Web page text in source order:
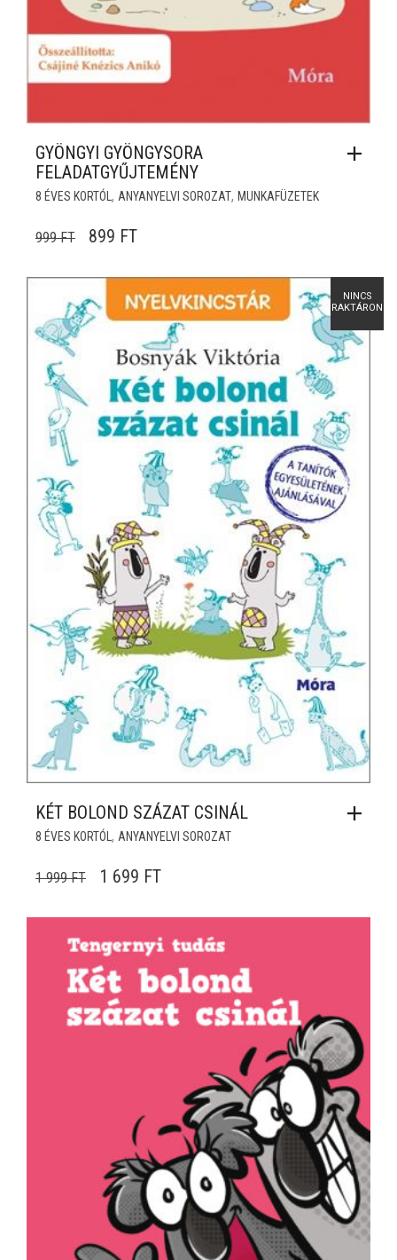
GYÖNGYI GYÖNGYSORA
FELADATGYŰJTEMÉNY
8 ÉVES KORTÓL , ANYANYELVI SOROZAT, MUNKAFÜZETEK
999FT ORIGINAL PRICE WAS: 999 FT.
899 FTCURRENT PRICE IS: 899 FT.
NINCS
RAKTÁRON
KÉT BOLOND SZÁZAT CSINÁL
8 ÉVES KORTÓL, ANYANYELVI SOROZAT
1 999FT ORIGINAL PRICE WAS: 1 999 FT.
1 699 FTCURRENT PRICE IS: 1 699 FT.